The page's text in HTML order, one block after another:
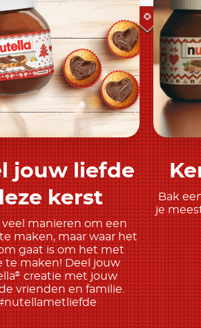
ontdekken
jouw liefde
kerst
veel manieren om een
maken, maar waar het
gaat is om het met
te maken! Deel jouw
® creatie met jouw
vrienden en familie.
Bak
je